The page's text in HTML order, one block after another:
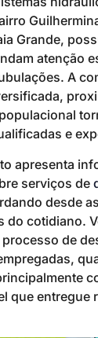
Grande,
atenção
A
e
apresenta
serviços de
desde
do cotidiano.
de
que entregue